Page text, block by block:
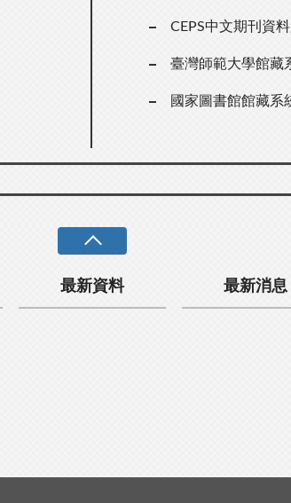
CEPS中文期刊資
臺灣師範大學館藏
國家圖書館館藏系
最新資料 最新消息